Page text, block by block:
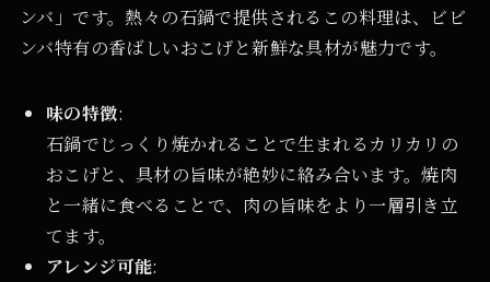
ンバ」です。熱々の石鍋で提供されるこの料理は、ビビ
ンバ特有の香ばしいおこげと新鮮な具材が魅力です。
味の特徴:
石鍋でじっくり焼かれることで生まれるカリカリの
おこげと、具材の旨味が絶妙に絡み合います。焼肉
と一緒に食べることで、肉の旨味をより一層引き立
てます。
アレンジ可能: